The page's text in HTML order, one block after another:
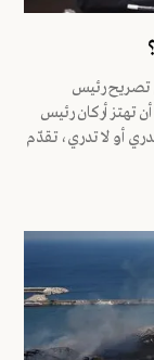
تصريح رئيس
تهتز أركان رئيس
أو لا تدري، تقدّم